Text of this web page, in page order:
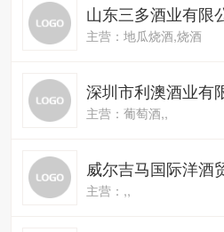
山东三多酒业有限
主营：地瓜烧酒,烧酒
深圳市利澳酒业有
主营：葡萄酒,,
主营：,,